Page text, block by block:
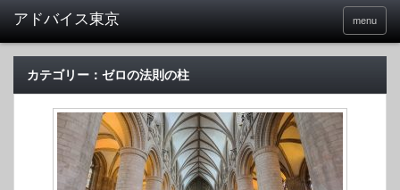
menu
カテゴリー：ゼロの法則の柱